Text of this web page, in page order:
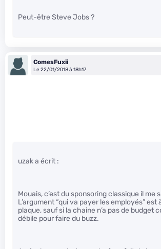
Peut-être Steve Jobs ?
ComesFuxii
Le 22/01/2018 à 18h17
uzak a écrit :
Mouais, c’est du sponsoring classique il me
L’argument “qui va payer les employés” est
plaque, sauf si la chaine n’a pas de budget
débile pour faire du buzz.